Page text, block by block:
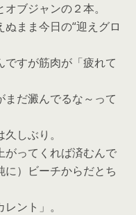
ブジャンの２本。
まま今日の“迎えグロ
ですが筋肉が「疲れて
だ澱んでるな～って
しぶり。
がってくれば済むんで
）ビーチからだとち
ント」。